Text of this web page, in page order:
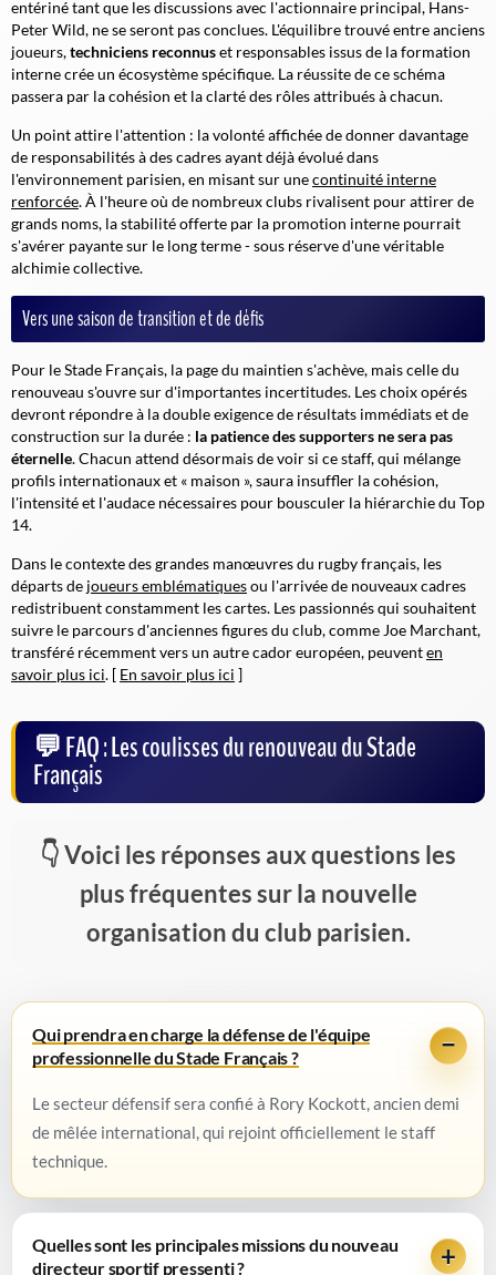
entériné tant que les discussions avec l'actionnaire principal, Hans-
Peter Wild, ne se seront pas conclues. L'équilibre trouvé entre anciens
joueurs,techniciens reconnuset responsables issus de la formation
interne crée un écosystème spécifique. La réussite de ce schéma
passera par la cohésion et la clarté des rôles attribués à chacun.
Un point attire l'attention : la volonté affichée de donner davantage
de responsabilités à des cadres ayant déjà évolué dans
l'environnement parisien, en misant sur unecontinuité interne
renforcée.À l'heure où de nombreux clubs rivalisent pour attirer de
grands noms, la stabilité offerte par la promotion interne pourrait
s'avérer payante sur le long terme - sous réserve d'une véritable
alchimie collective.
Vers une saison de transition et de défis
Pour le Stade Français, la page du maintien s'achève, mais celle du
renouveau s'ouvre sur d'importantes incertitudes. Les choix opérés
devront répondre à la double exigence de résultats immédiats et de
construction sur la durée : la patience des supporters ne sera pas
éternelle. Chacun attend désormais de voir si ce staff, qui mélange
profils internationaux et « maison », saura insuffler la cohésion,
l'intensité et l'audace nécessaires pour bousculer la hiérarchie du Top
14.
Dans le contexte des grandes manœuvres du rugby français, les
départs de joueurs emblématiquesou l'arrivée de nouveaux cadres
redistribuent constamment les cartes. Les passionnés qui souhaitent
suivre le parcours d'anciennes figures du club, comme Joe Marchant,
transféré récemment vers un autre cador européen, peuventen
savoir plus ici. [ En savoir plus ici ]
FAQ : Les coulisses du renouveau du Stade
Français
Voici les réponses aux questions les
plus fréquentes sur la nouvelle
organisation du club parisien.
Qui prendra en charge la défense de l'équipe
professionnelle du Stade Français ?
Le secteur défensif sera confié à Rory Kockott, ancien demi
de mêlée international, qui rejoint officiellement le staff
technique.
Quelles sont les principales missions du nouveau
directeur sportif pressenti ?